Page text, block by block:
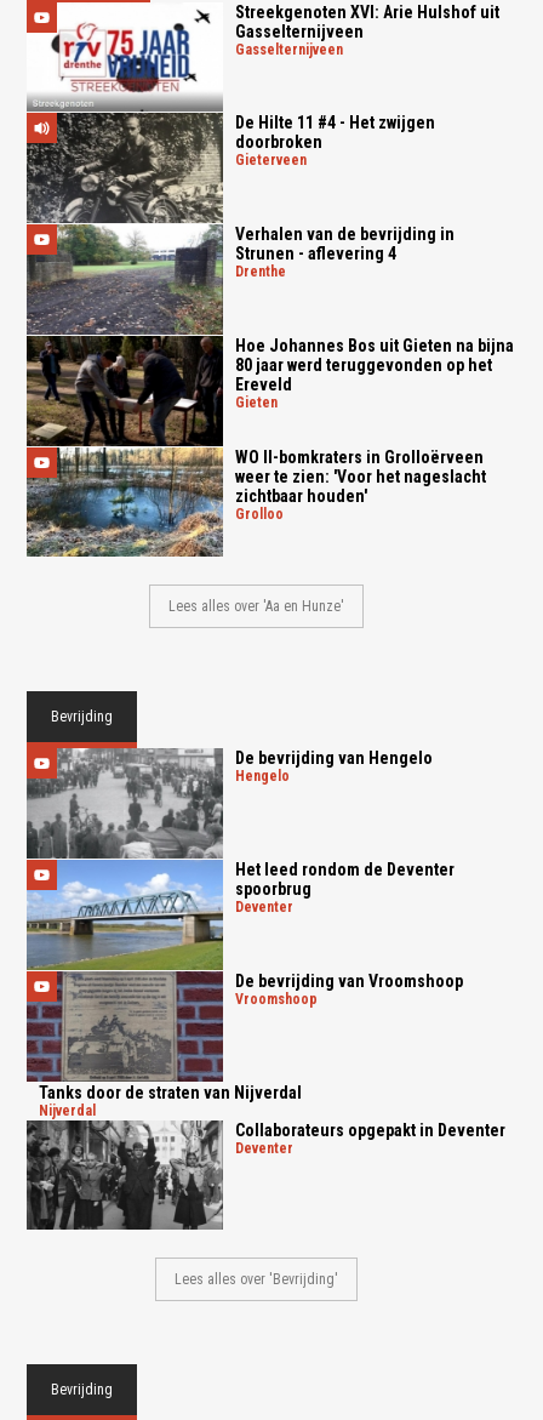
Streekgenoten XVI: Arie Hulshof uit
Gasselternijveen
gasselternijveen
De Hilte 11 #4 - Het zwijgen
doorbroken
gieterveen
Verhalen van de bevrijding in
Strunen - aflevering 4
drenthe
Hoe Johannes Bos uit Gieten na bijna
80 jaar werd teruggevonden op het
Ereveld
gieten
WO II-bomkraters in Grolloërveen
weer te zien: 'Voor het nageslacht
zichtbaar houden'
grolloo
Lees alles over 'Aa en Hunze'
Bevrijding
De bevrijding van Hengelo
hengelo
Het leed rondom de Deventer
spoorbrug
deventer
De bevrijding van Vroomshoop
vroomshoop
Tanks door de straten van Nijverdal
nijverdal
Collaborateurs opgepakt in Deventer
deventer
Lees alles over 'Bevrijding'
Bevrijding